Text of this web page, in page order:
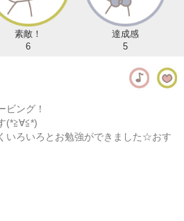
素敵！
6
達成感
5
ビング！
(*≧∀≦*)
いろいろとお勉強ができました☆おす